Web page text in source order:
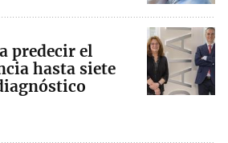
predecir el
hasta siete